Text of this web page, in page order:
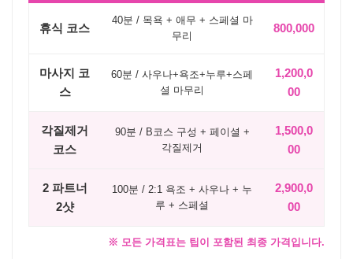
휴식 코스
40분 / 목욕 + 애무 + 스페셜 마
무리
800,000
마사지 코
스
60분 / 사우나+욕조+누루+스페
셜 마무리
1,200,0
00
각질제거
코스
90분 / B코스 구성 + 페이셜 +
각질제거
1,500,0
00
2 파트너
2샷
100분 / 2:1 욕조 + 사우나 + 누
루 + 스페셜
2,900,0
00
※ 모든 가격표는 팁이 포함된 최종 가격입니다.